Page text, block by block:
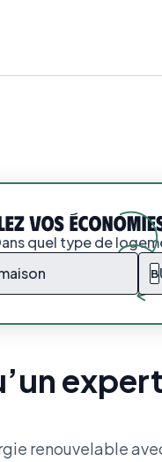
quel type de
B
renouvelable